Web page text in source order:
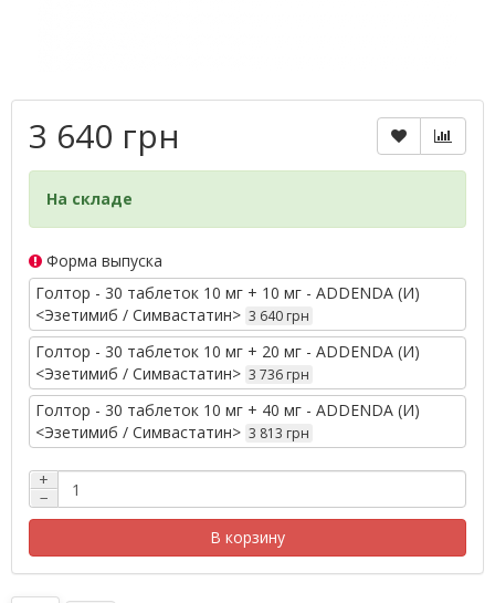
3 640 грн
На складе
Форма выпуска
Голтор - 30 таблеток 10 мг + 10 мг - ADDENDA (И)
<Эзетимиб / Симвастатин> 3 640 грн
Голтор - 30 таблеток 10 мг + 20 мг - ADDENDA (И)
<Эзетимиб / Симвастатин> 3 736 грн
Голтор - 30 таблеток 10 мг + 40 мг - ADDENDA (И)
<Эзетимиб / Симвастатин> 3 813 грн
+
−
В корзину